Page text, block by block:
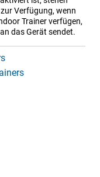
Verfügung, wenn
Trainer verfügen,
das Gerät sendet.